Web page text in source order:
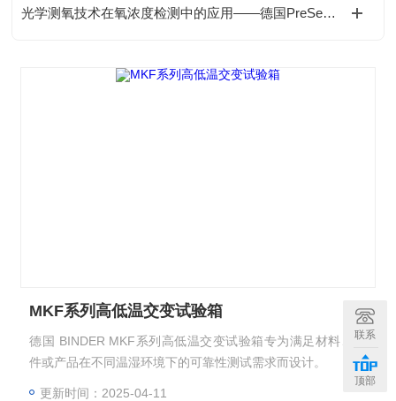
光学测氧技术在氧浓度检测中的应用——德国PreSens OXY-1 SMA-BT氧检测方案
MKF系列高低温交变试验箱
德国 BINDER MKF系列高低温交变试验箱专为满足材料、组
件或产品在不同温湿环境下的可靠性测试需求而设计。
更新时间：2025-04-11
联系
顶部